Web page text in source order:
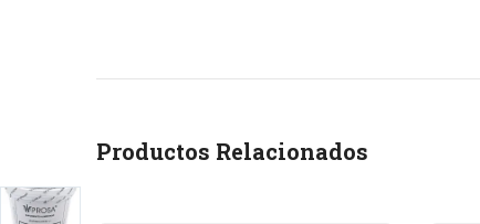
Productos Relacionados